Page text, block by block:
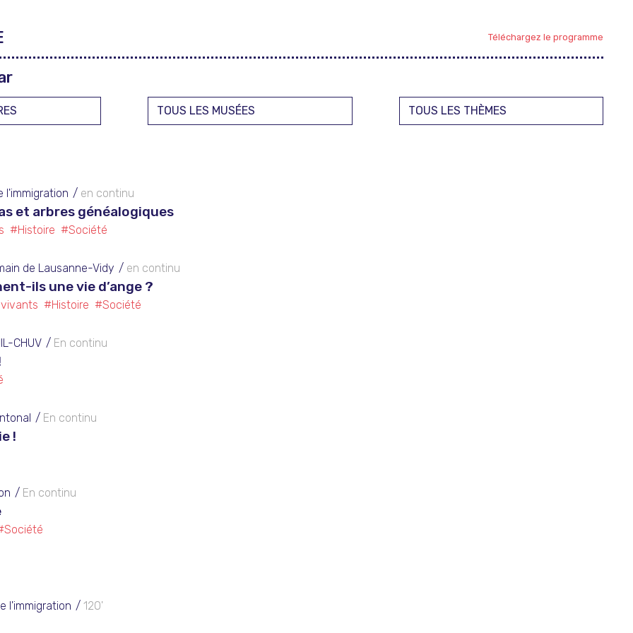
Téléchargez le programme
l'immigration en continu
et arbres généalogiques
#Histoire #Société
de Lausanne-Vidy en continu
ils une vie d’ange ?
#Histoire #Société
CHUV En continu
En continu
!
En continu
l'immigration 120'